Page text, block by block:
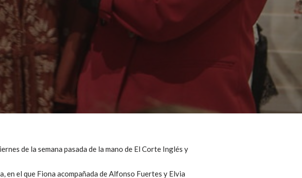
de la semana pasada de la mano de El Corte Inglés y
en el que Fiona acompañada de Alfonso Fuertes y Elvia